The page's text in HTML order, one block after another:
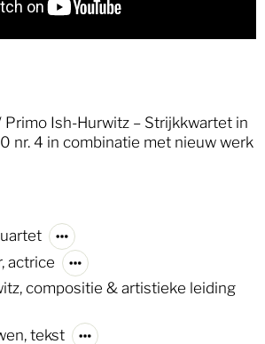
Primo Ish-Hurwitz – Strijkkwartet in
nr. 4 in combinatie met nieuw werk
actrice
compositie & artistieke leiding
tekst